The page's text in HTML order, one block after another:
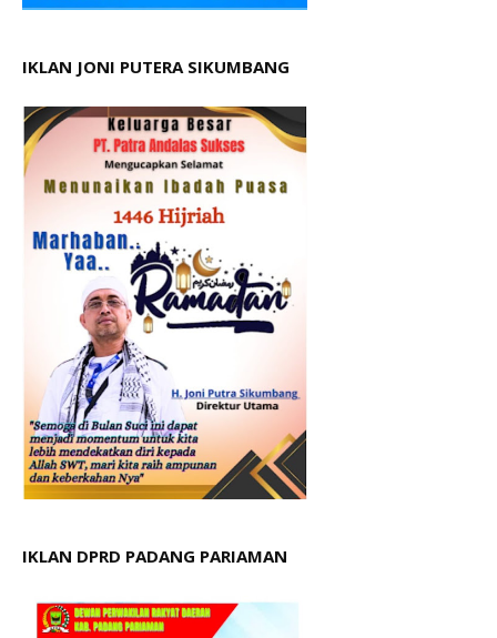
IKLAN JONI PUTERA SIKUMBANG
IKLAN DPRD PADANG PARIAMAN